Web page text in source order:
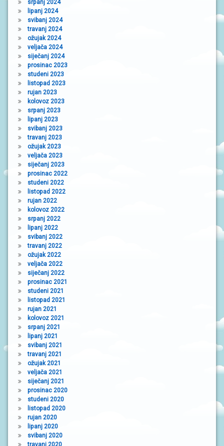
srpanj 2024
lipanj 2024
svibanj 2024
travanj 2024
ožujak 2024
veljača 2024
siječanj 2024
prosinac 2023
studeni 2023
listopad 2023
rujan 2023
kolovoz 2023
srpanj 2023
lipanj 2023
svibanj 2023
travanj 2023
ožujak 2023
veljača 2023
siječanj 2023
prosinac 2022
studeni 2022
listopad 2022
rujan 2022
kolovoz 2022
srpanj 2022
lipanj 2022
svibanj 2022
travanj 2022
ožujak 2022
veljača 2022
siječanj 2022
prosinac 2021
studeni 2021
listopad 2021
rujan 2021
kolovoz 2021
srpanj 2021
lipanj 2021
svibanj 2021
travanj 2021
ožujak 2021
veljača 2021
siječanj 2021
prosinac 2020
studeni 2020
listopad 2020
rujan 2020
lipanj 2020
svibanj 2020
travanj 2020